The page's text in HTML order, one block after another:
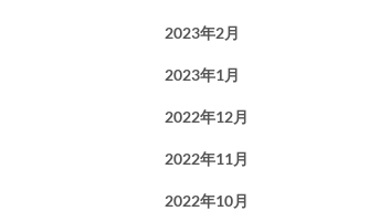
2023年2月
2023年1月
2022年12月
2022年11月
2022年10月